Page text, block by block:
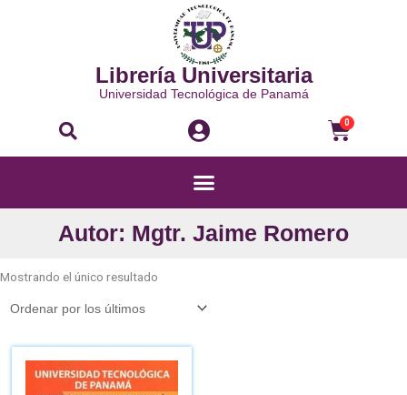
Librería Universitaria
Universidad Tecnológica de Panamá
Buscar 0
Menú
Autor: Mgtr. Jaime Romero
Mostrando el único resultado